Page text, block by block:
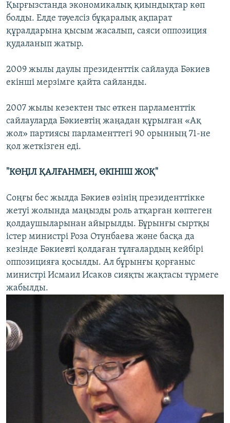
Қырғызстанда экономикалық қиындықтар көп
болды. Елде тәуелсіз бұқаралық ақпарат
құралдарына қысым жасалып, саяси оппозиция
қудаланып жатыр.
2009 жылы даулы президенттік сайлауда Бәкиев
екінші мерзімге қайта сайланды.
2007 жылы кезектен тыс өткен парламенттік
сайлауларда Бәкиевтің жаңадан құрылған «Ақ
жол» партиясы парламенттегі 90 орынның 71-не
қол жеткізген еді.
"КӨҢІЛ ҚАЛҒАНМЕН, ӨКІНІШ ЖОҚ"
Соңғы бес жылда Бәкиев өзінің президенттікке
жетуі жолында маңызды роль атқарған көптеген
қолдаушыларынан айырылды. Бұрынғы сыртқы
істер министрі Роза Отунбаева және басқа да
кезінде Бәкиевті қолдаған тұлғалардың кейбірі
оппозицияға қосылды. Ал бұрынғы қорғаныс
министрі Исмаил Исаков сияқты жақтасы түрмеге
жабылды.